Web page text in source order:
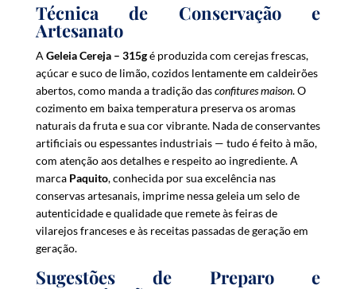
Técnica de Conservação e
Artesanato
A Geleia Cereja – 315gé produzida com cerejas frescas,
açúcar e suco de limão, cozidos lentamente em caldeirões
abertos, como manda a tradição dasconfitures maison. O
cozimento em baixa temperatura preserva os aromas
naturais da fruta e sua cor vibrante. Nada de conservantes
artificiais ou espessantes industriais — tudo é feito à mão,
com atenção aos detalhes e respeito ao ingrediente. A
marca Paquito, conhecida por sua excelência nas
conservas artesanais, imprime nessa geleia um selo de
autenticidade e qualidade que remete às feiras de
vilarejos franceses e às receitas passadas de geração em
geração.
Sugestões de Preparo e